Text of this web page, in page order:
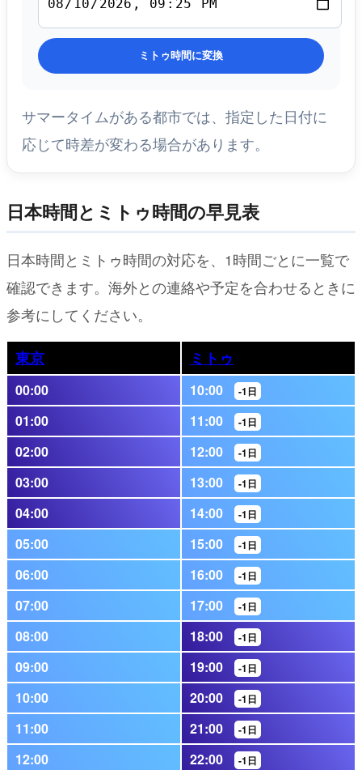
ミトゥ時間に変換
サマータイムがある都市では、指定した日付に
応じて時差が変わる場合があります。
日本時間とミトゥ時間の早見表
日本時間とミトゥ時間の対応を、1時間ごとに一覧で
確認できます。海外との連絡や予定を合わせるときに
参考にしてください。
東京 ミトゥ
00:00 10:00 -1日
01:00 11:00 -1日
02:00 12:00 -1日
03:00 13:00 -1日
04:00 14:00 -1日
05:00 15:00 -1日
06:00 16:00 -1日
07:00 17:00 -1日
08:00 18:00 -1日
09:00 19:00 -1日
10:00 20:00 -1日
11:00 21:00 -1日
12:00 22:00 -1日